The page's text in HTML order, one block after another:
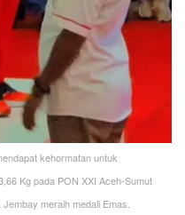
kehormatan untuk
Kg pada PON XXI Aceh-Sumut
meraih medali Emas.